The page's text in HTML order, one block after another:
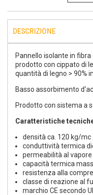
DESCRIZIONE
Pannello isolante in
prodotto con cippato di
quantità di legno > 90%
Basso assorbimento
Prodotto con sistema a
Caratteristiche
densità ca. 120 kg/mc
conduttività termica
permeabilità al vapore
capacità termica
resistenza alla
classe di reazione al
marchio CE secondo